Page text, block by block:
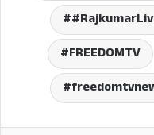
FREEDOMTV